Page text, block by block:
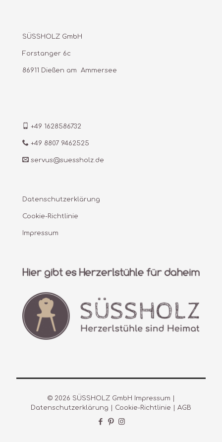
SÜSSHOLZ GmbH
Forstanger 6c
86911 Dießen am Ammersee
+49 1628586732
+49 8807 9462525
servus@suessholz.de
Datenschutzerklärung
Cookie-Richtlinie
Impressum
© 2026 SÜSSHOLZ GmbH Impressum
Datenschutzerklärung
Cookie-Richtlinie AGB